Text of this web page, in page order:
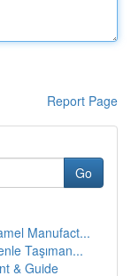
Report Page
Go
Manufact...
Taşıman...
& Guide